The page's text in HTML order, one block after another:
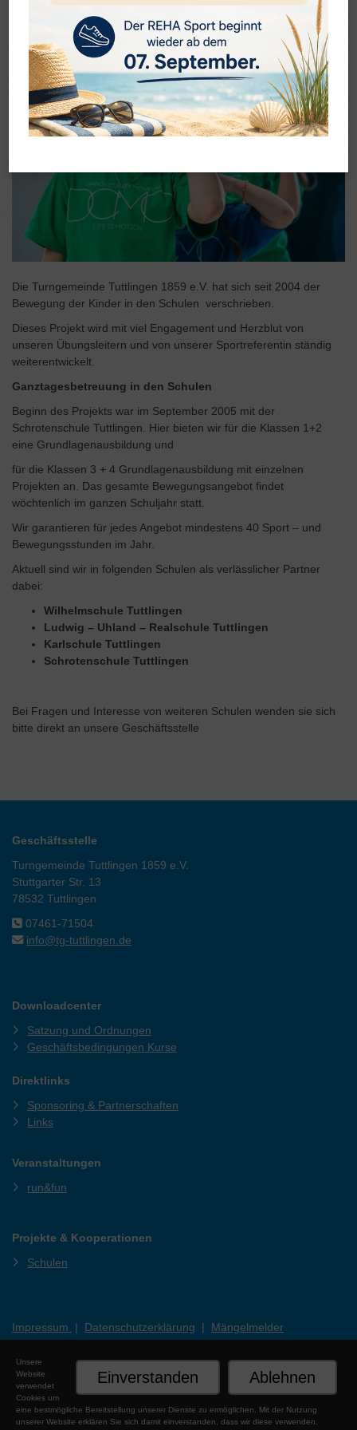
Die TG ist seit 2004 aktiv
Die Turngemeinde Tuttlingen 1859 e.V. hat sich seit 2004 der
Bewegung der Kinder in den Schulen verschrieben.
Dieses Projekt wird mit viel Engagement und Herzblut von
unseren Übungsleitern und von unserer Sportreferentin ständig
weiterentwickelt.
Ganztagesbetreuung in den Schulen
Beginn des Projekts war im September 2005 mit der
Schrotenschule Tuttlingen. Hier bieten wir für die Klassen 1+2
eine Grundlagenausbildung und
für die Klassen 3 + 4 Grundlagenausbildung mit einzelnen
Projekten an. Das gesamte Bewegungsangebot findet
wöchtenlich im ganzen Schuljahr statt.
Wir garantieren für jedes Angebot mindestens 40 Sport – und
Bewegungsstunden im Jahr.
Aktuell sind wir in folgenden Schulen als verlässlicher Partner
dabei:
Wilhelmschule Tuttlingen
Ludwig – Uhland – Realschule Tuttlingen
Karlschule Tuttlingen
Schrotenschule Tuttlingen
Bei Fragen und Interesse von weiteren Schulen wenden sie sich
bitte direkt an unsere Geschäftsstelle
Geschäftsstelle
Turngemeinde Tuttlingen 1859 e.V.
Stuttgarter Str. 13
78532 Tuttlingen
07461-71504
info@tg-tuttlingen.de
Downloadcenter
Satzung und Ordnungen
Geschäftsbedingungen Kurse
Direktlinks
Sponsoring & Partnerschaften
Links
Veranstaltungen
run&fun
Projekte & Kooperationen
Schulen
Impressum | Datenschutzerklärung | Mängelmelder
Ablehnen
Einverstanden
Unsere
Website
verwendet
Cookies um
eine bestmögliche Bereitstellung unserer Dienste zu ermöglichen. Mit der Nutzung
unserer Website erklären Sie sich damit einverstanden, dass wir diese verwenden.